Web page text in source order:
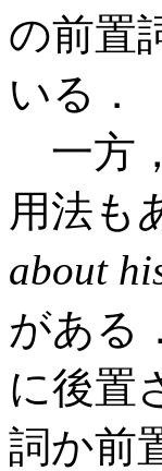
の前置
いる．
一方
用法も
about
がある
に後置
詞か前